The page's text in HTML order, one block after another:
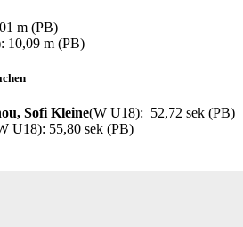
m (PB)
10,09 m (PB)
Sofi Kleine(W U18): 52,72 sek (PB)
U18): 55,80 sek (PB)